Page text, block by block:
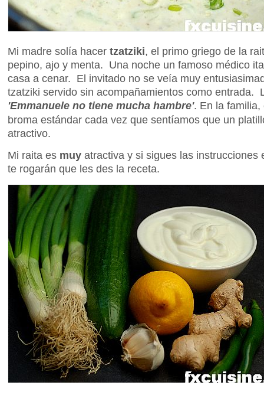
Mi madre solía hacer tzatziki, el primo griego de la
pepino, ajo y menta. Una noche un famoso médico
casa a cenar. El invitado no se veía muy
tzatziki servido sin acompañamientos como entrada.
'Emmanuele no tiene mucha hambre'. En la
broma estándar cada vez que sentíamos que un
atractivo.
Mi raita es muy atractiva y si sigues las instrucciones
te rogarán que les des la receta.